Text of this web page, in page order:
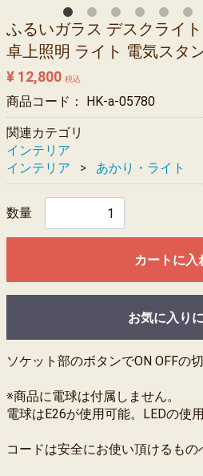
ふるいガラス デスクライ
卓上照明 ライト 電気スタ
¥ 12,800 税込
商品コード： HK-a-05780
関連カテゴリ
インテリア
インテリア
あかり・ライト
数量
カートに入
お気に入り
ソケット部のボタンでON OFFの
※商品に電球は付属しません。
電球はE26が使用可能。LEDの使
コードは安全にお使い頂けるもの